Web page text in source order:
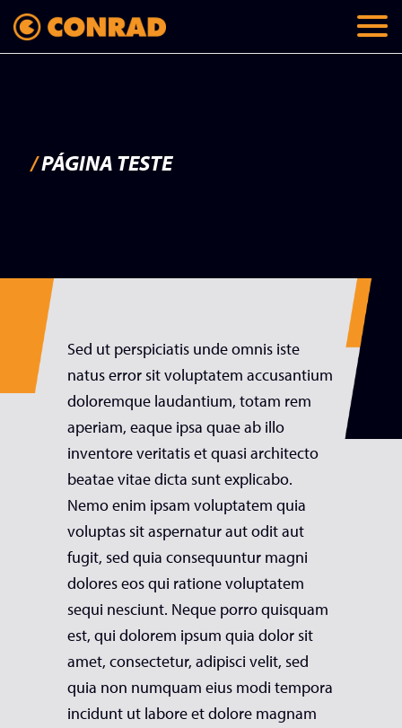
/PÁGINA TESTE
Sed ut perspiciatis unde omnis iste
natus error sit voluptatem accusantium
doloremque laudantium, totam rem
aperiam, eaque ipsa quae ab illo
inventore veritatis et quasi architecto
beatae vitae dicta sunt explicabo.
Nemo enim ipsam voluptatem quia
voluptas sit aspernatur aut odit aut
fugit, sed quia consequuntur magni
dolores eos qui ratione voluptatem
sequi nesciunt. Neque porro quisquam
est, qui dolorem ipsum quia dolor sit
amet, consectetur, adipisci velit, sed
quia non numquam eius modi tempora
incidunt ut labore et dolore magnam